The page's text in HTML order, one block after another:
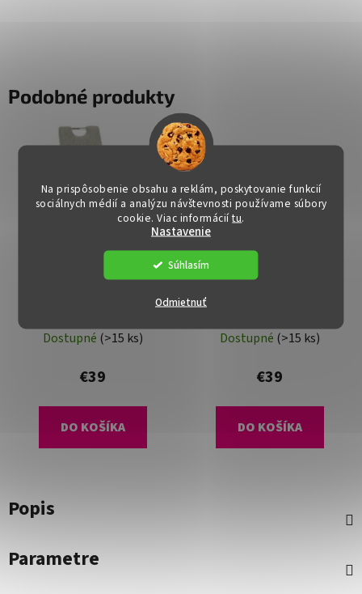
Na prispôsobenie obsahu a reklám, poskytovanie funkcií
sociálnych médií a analýzu návštevnosti používame súbory
cookie. Viac informáciítu.
Nastavenie
Odmietnuť
Súhlasím
Podobné produkty
Dostupné (>15 ks)
€39
DO KOŠÍKA
Dostupné (>15 ks)
€39
DO KOŠÍKA
Popis
Parametre